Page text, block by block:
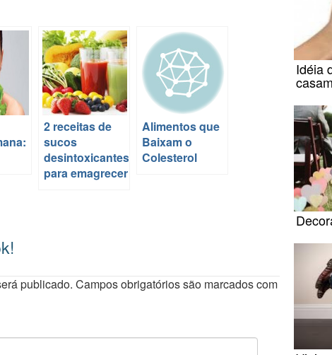
2 receitas de
sucos
desintoxicantes
para emagrecer
Alimentos que
Baixam o
Colesterol
publicado. Campos obrigatórios são marcados com
Idéia